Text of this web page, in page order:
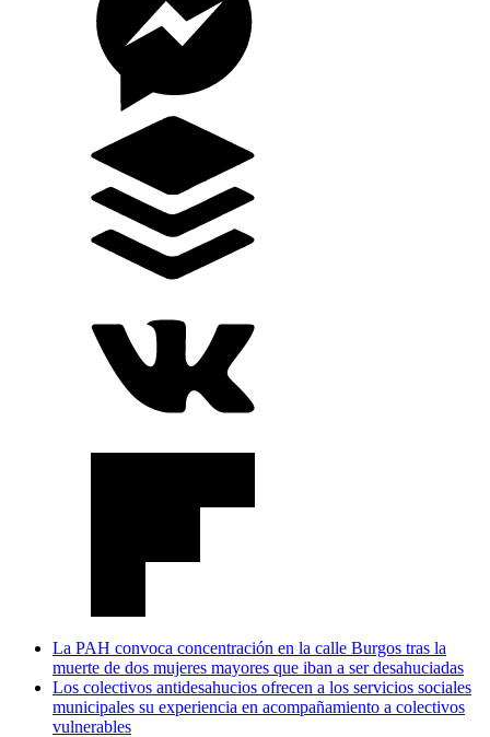
La PAH convoca concentración en la calle Burgos tras la
muerte de dos mujeres mayores que iban a ser desahuciadas
Los colectivos antidesahucios ofrecen a los servicios sociales
municipales su experiencia en acompañamiento a colectivos
vulnerables